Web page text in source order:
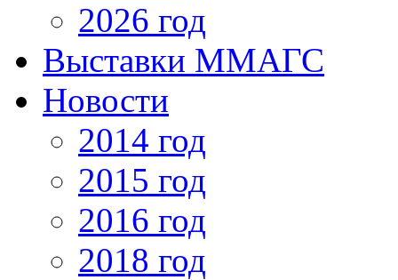
2026 год
Выставки ММАГС
Новости
2014 год
2015 год
2016 год
2018 год